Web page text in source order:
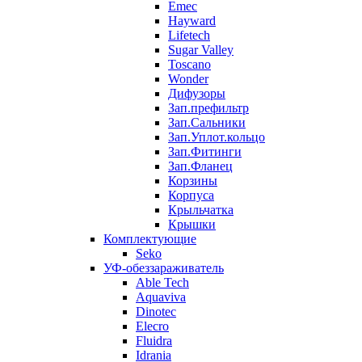
Emec
Hayward
Lifetech
Sugar Valley
Toscano
Wonder
Дифузоры
Зап.префильтр
Зап.Сальники
Зап.Уплот.кольцо
Зап.Фитинги
Зап.Фланец
Корзины
Корпуcа
Крыльчатка
Крышки
Комплектующие
Seko
УФ-обеззараживатель
Able Tech
Aquaviva
Dinotec
Elecro
Fluidra
Idrania